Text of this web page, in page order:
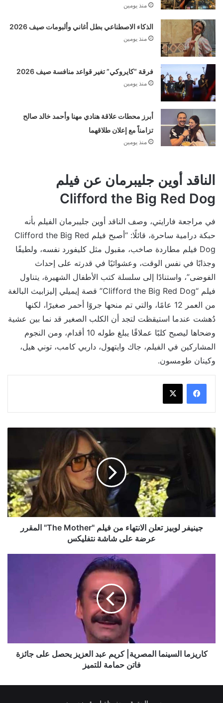
منذ يومين
الذكاء الاصطناعي بطل أغاني وألبومات صيف 2026
منذ يومين
فرقة “كايروكي” تغير قواعد منافسة صيف 2026
منذ يومين
أبرز محطات علاقة هنادي مهنا وأحمد خالد صالح
تزامناً مع إعلان طلاقهما
منذ يومين
الناقد أوين جليبرمان عن فيلم
Clifford the Big Red Dog
في مراجعة فارايتي، وصف الناقد أوين جليبرمان الفيلم بأنه
حبكة درامية ساحرة، قائلًا: “أصبح فيلم Clifford the Big Red
Dog فيلم مطاردة صاخب، مقبول مثل كليفورد نفسه، ولطيفًا
وجذابًا في نفس الوقت، وعشوائيًا في قدرته على إحداث
الفوضى”، واستنادًا إلى سلسلة كتب الأطفال الشهيرة، يتناول
فيلم “Clifford the Big Red Dog” قصة إيميلي إليزابيث البالغة
من العمر 12 عامًا، والتي تم منحها جروًا أحمر صغيرًا، لكنها
دُهشت عندما استيقظت لتجد أن الكلب الصغير قد نما بين عشية
وضحاها ليصبح كلبًا عملاقًا يبلغ طوله 10 أقدام، ومن النجوم
المشاركين في الفيلم، جاك وايتهول، داربي كامب، توني هيل،
وكينان طومسون.
جينيفر
المقرر
عرضة
نتفليكس
جينيفر لوبيز تعلن الانتهاء من فيلم "The Mother" المقرر
عرضة على شاشة نتفليكس
جائزة
فاتنكاريزما السينما المصرية| كريم عبد العزيز يحصل على جائزة
فاتن حمامة للتميز